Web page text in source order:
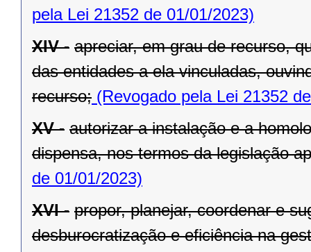
pela Lei 21352 de 01/01/2023)
XIV - apreciar, em grau de recurso,
das entidades a ela vinculadas,
recurso; (Revogado pela Lei 21352
XV - autorizar a instalação e a
dispensa, nos termos da legislação
de 01/01/2023)
XVI - propor, planejar, coordenar e
desburocratização e eficiência na